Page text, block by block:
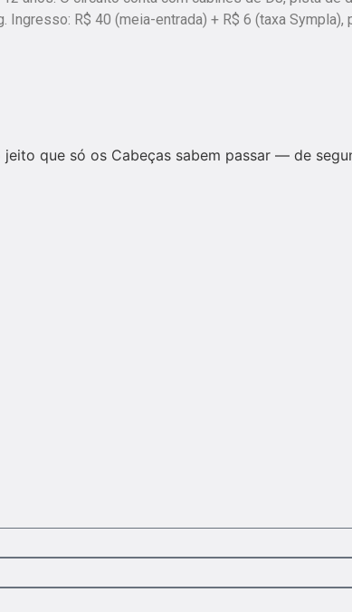
R$ 40 (meia-entrada) + R$ 6 (taxa Sympla),
que só os Cabeças sabem passar — de